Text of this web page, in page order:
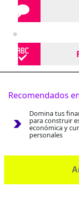
Recomendados
Domina tus
para construir
económica y
personales